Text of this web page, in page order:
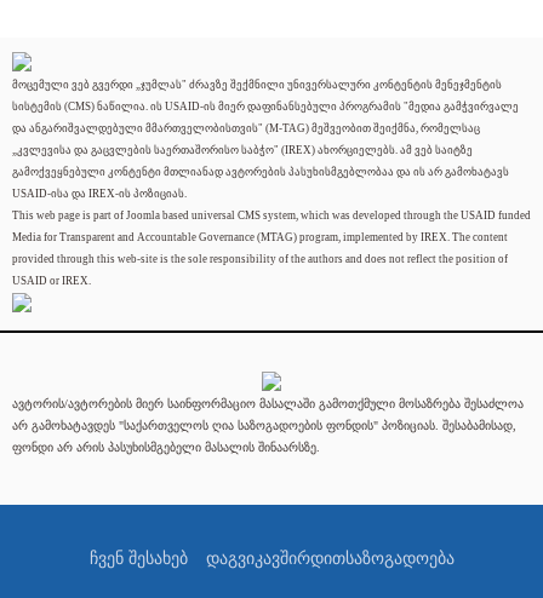
მოცემული ვებ გვერდი „ჯუმლას" ძრავზე შექმნილი უნივერსალური კონტენტის მენეჯმენტის
სისტემის (CMS) ნაწილია. ის USAID-ის მიერ დაფინანსებული პროგრამის "მედია გამჭვირვალე
და ანგარიშვალდებული მმართველობისთვის" (M-TAG) მეშვეობით შეიქმნა, რომელსაც
„კვლევისა და გაცვლების საერთაშორისო საბჭო" (IREX) ახორციელებს. ამ ვებ საიტზე
გამოქვეყნებული კონტენტი მთლიანად ავტორების პასუხისმგებლობაა და ის არ გამოხატავს
USAID-ისა და IREX-ის პოზიციას.
This web page is part of Joomla based universal CMS system, which was developed through the USAID funded
Media for Transparent and Accountable Governance (MTAG) program, implemented by IREX. The content
provided through this web-site is the sole responsibility of the authors and does not reflect the position of
USAID or IREX.
ავტორის/ავტორების მიერ საინფორმაციო მასალაში გამოთქმული მოსაზრება შესაძლოა
არ გამოხატავდეს "საქართველოს ღია საზოგადოების ფონდის" პოზიციას. შესაბამისად,
ფონდი არ არის პასუხისმგებელი მასალის შინაარსზე.
ჩვენ შესახებ დაგვიკავშირდითსაზოგადოება